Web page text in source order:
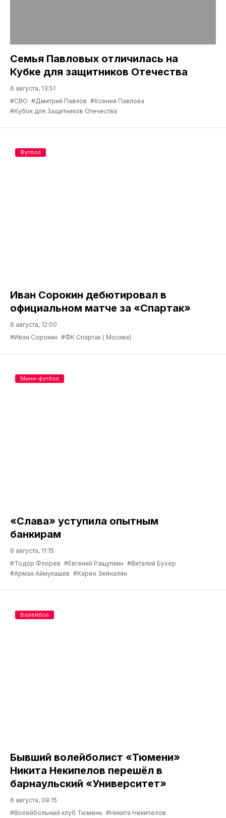
Семья Павловых отличилась на
Кубке для защитников Отечества
6 августа, 13:51
#СВО #Дмитрий Павлов #Ксения Павлова
#Кубок для Защитников Отечества
Иван Сорокин дебютировал в
официальном матче за «Спартак»
6 августа, 12:00
#Иван Сорокин #ФК Спартак ( Москва)
Футбол
«Слава» уступила опытным
банкирам
6 августа, 11:15
#Тодор Флорев #Евгений Ращупкин #Виталий Бухер
#Арман Аймукашев #Карен Зейналян
Мини-футбол
Бывший волейболист «Тюмени»
Никита Некипелов перешёл в
барнаульский «Университет»
6 августа, 09:15
#Волейбольный клуб Тюмень #Никита Некипелов
Волейбол